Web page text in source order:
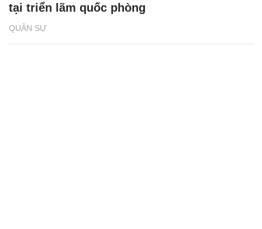
QUÂN SỰ
tại triển lãm quốc phòng